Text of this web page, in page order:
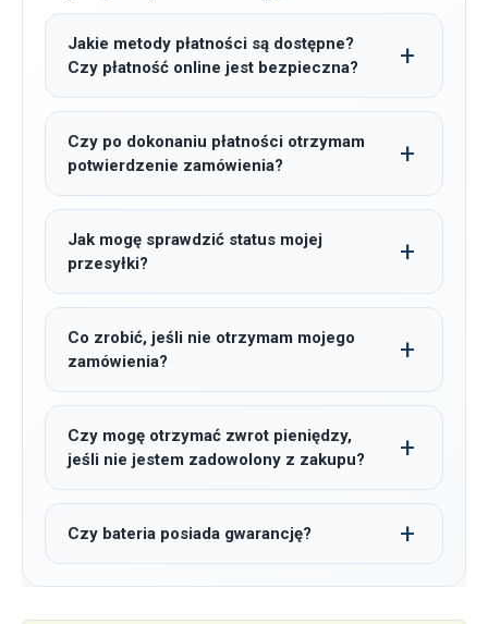
Jakie metody płatności są dostępne?
Czy płatność online jest bezpieczna?
Czy po dokonaniu płatności otrzymam
potwierdzenie zamówienia?
Jak mogę sprawdzić status mojej
przesyłki?
Co zrobić, jeśli nie otrzymam mojego
zamówienia?
Czy mogę otrzymać zwrot pieniędzy,
jeśli nie jestem zadowolony z zakupu?
Czy bateria posiada gwarancję?